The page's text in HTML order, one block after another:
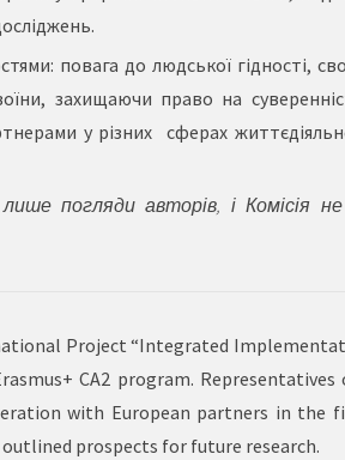
повага до людської гідності,
захищаючи право на
у різних сферах
погляди авторів, і Комісія
Project “Integrated
CA2 program.
with European partners in the
prospects for future research.